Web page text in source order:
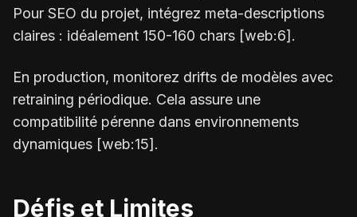
Pour SEO du projet, intégrez meta-descriptions
claires : idéalement 150-160 chars [web:6].
En production, monitorez drifts de modèles avec
retraining périodique. Cela assure une
compatibilité pérenne dans environnements
dynamiques [web:15].
Défis et Limites